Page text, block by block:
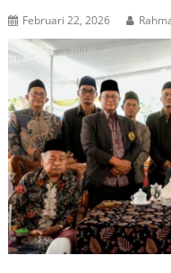
Februari 22, 2026